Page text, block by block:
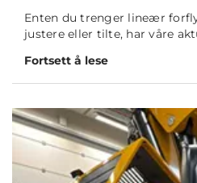
Enten du trenger lineær
justere eller tilte, har våre
Fortsett å lese